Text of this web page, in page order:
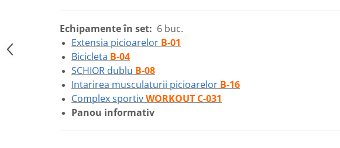
Accesorii de joacă
Elemente structurale
Oferte și Proiecte
Structuri din Frânghie
Echipamente în set: 6 buc.
Extensia picioarelor B-01
Bicicleta B-04
SCHIOR dublu B-08
Intarirea musculaturii picioarelor B-16
Complex sportivWORKOUT C-031
Panou informativ